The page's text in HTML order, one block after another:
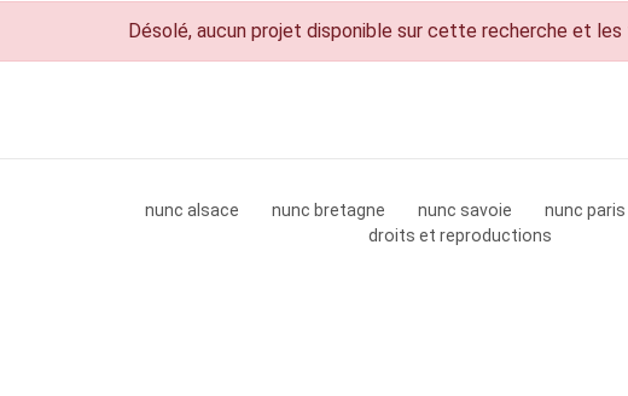
Désolé, aucun projet disponible sur cette recherche et
nunc alsace nunc bretagne nunc savoie nunc paris
droits et reproductions